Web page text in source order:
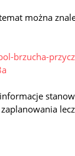
można
brzucha-